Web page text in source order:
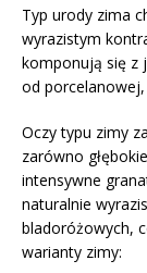
Typ urody zima
wyrazistym
komponują się z
od
Oczy typu zimy
zarówno
intensywne
naturalnie
bladoróżowych,
warianty zimy: